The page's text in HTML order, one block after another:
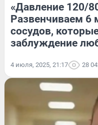
«Давление 120/
Развенчиваем 6
сосудов,
заблуждение
4 июля, 2025, 21:17 28